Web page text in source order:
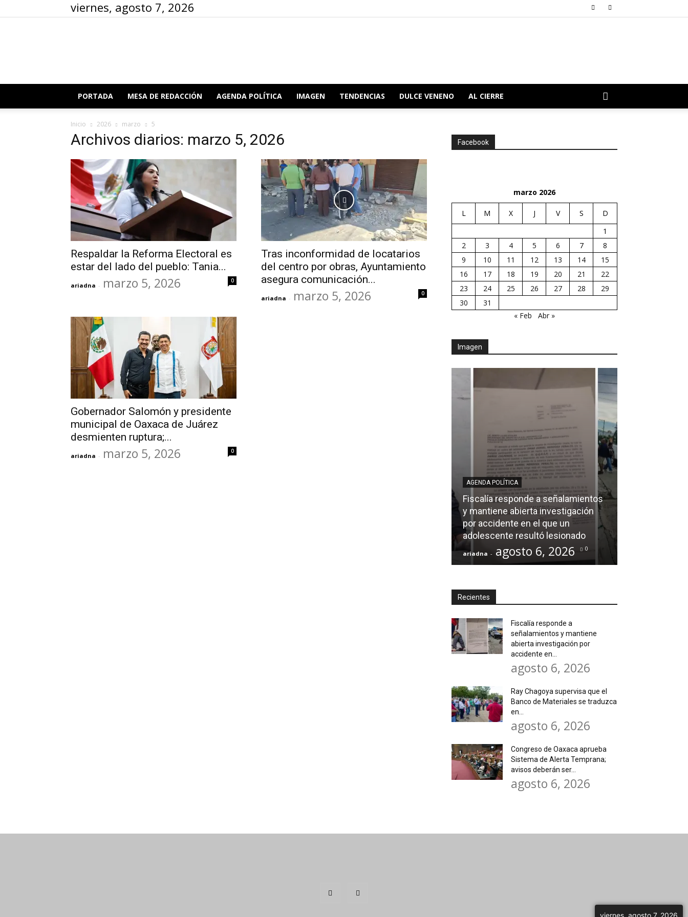
viernes, agosto 7, 2026
Redacción
PORTADA MESA DE REDACCIÓN AGENDA POLÍTICA IMAGEN TENDENCIAS DULCE VENENO AL CIERRE
Inicio 2026 marzo 5
Archivos diarios: marzo 5, 2026
Respaldar la Reforma Electoral es
estar del lado del pueblo: Tania...
ariadna - marzo 5, 2026 0
Tras inconformidad de locatarios
del centro por obras, Ayuntamiento
asegura comunicación...
ariadna - marzo 5, 2026 0
Gobernador Salomón y presidente
municipal de Oaxaca de Juárez
desmienten ruptura;...
ariadna - marzo 5, 2026 0
Facebook
marzo 2026
L M X J V S
D
1
2
3 4 5 6 7
8
9
10 11 12 13 14
15
16
17 18 19 20 21
22
23
24 25 26 27 28
29
30
31
« Feb
Abr »
Imagen
AGENDA POLÍTICA
Fiscalía responde a señalamientos
y mantiene abierta investigación
por accidente en el que un
adolescente resultó lesionado
ariadna - agosto 6, 2026 0
Recientes
Fiscalía responde a
señalamientos y mantiene
abierta investigación por
accidente en...
agosto 6, 2026
Ray Chagoya supervisa que el
Banco de Materiales se traduzca
en...
agosto 6, 2026
Congreso de Oaxaca aprueba
Sistema de Alerta Temprana;
avisos deberán ser...
agosto 6, 2026
viernes, agosto 7, 2026